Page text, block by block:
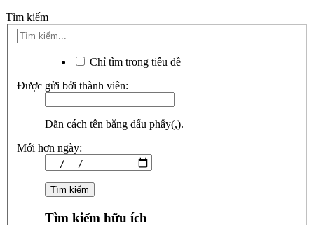
Tìm kiếm
Chỉ tìm trong tiêu đề
Được gửi bởi thành viên:
Dãn cách tên bằng dấu phẩy(,).
Mới hơn ngày:
Tìm kiếm hữu ích